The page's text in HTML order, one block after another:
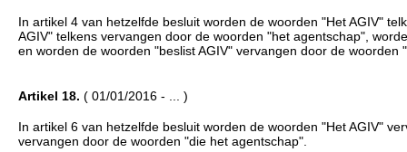
In artikel 4 van hetzelfde besluit worden de woorden "Het AGIV"
AGIV" telkens vervangen door de woorden "het agentschap",
en worden de woorden "beslist AGIV" vervangen door de woorden
Artikel 18. ( 01/01/2016 - ... )
In artikel 6 van hetzelfde besluit worden de woorden "Het AGIV"
vervangen door de woorden "die het agentschap".